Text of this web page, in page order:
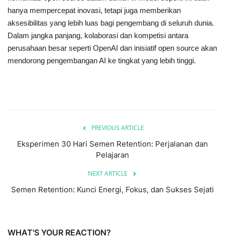
hanya mempercepat inovasi, tetapi juga memberikan
aksesibilitas yang lebih luas bagi pengembang di seluruh dunia.
Dalam jangka panjang, kolaborasi dan kompetisi antara
perusahaan besar seperti OpenAI dan inisiatif open source akan
mendorong pengembangan AI ke tingkat yang lebih tinggi.
PREVIOUS ARTICLE
Eksperimen 30 Hari Semen Retention: Perjalanan dan
Pelajaran
NEXT ARTICLE
Semen Retention: Kunci Energi, Fokus, dan Sukses Sejati
WHAT'S YOUR REACTION?